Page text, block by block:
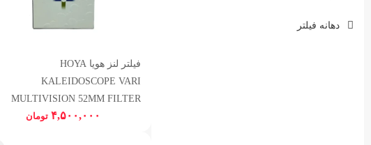
فیلتر لنز هویا HOYA
KALEIDOSCOPE VARI
MULTIVISION 52MM FILTER
۴,۵۰۰,۰۰۰ تومان
دهانه فیلتر